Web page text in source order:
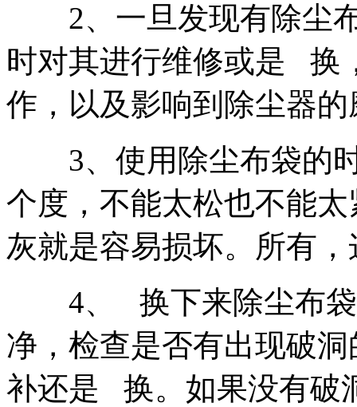
2、一旦发现有除尘
时对其进行维修或是 换
作，以及影响到除尘器
3、使用除尘布袋的
个度，不能太松也不能
灰就是容易损坏。所有
4、 换下来除尘布袋
净，检查是否有出现破
补还是 换。如果没有破